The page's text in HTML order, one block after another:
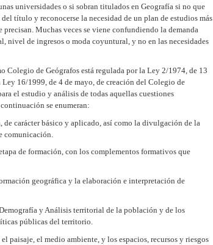
universidades o si sobran titulados en Geografía si no que
título y reconocerse la necesidad de un plan de estudios más
precisan. Muchas veces se viene confundiendo la demanda
nivel de ingresos o moda coyuntural, y no en las necesidades
Colegio de Geógrafos está regulada por la Ley 2/1974, de 13
16/1999, de 4 de mayo, de creación del Colegio de
el estudio y análisis de todas aquellas cuestiones
se enumeran:
carácter básico y aplicado, así como la divulgación de la
comunicación.
de formación, con los complementos formativos que
geográfica y la elaboración e interpretación de
y Análisis territorial de la población y de los
públicas del territorio.
el medio ambiente, y los espacios, recursos y riesgos